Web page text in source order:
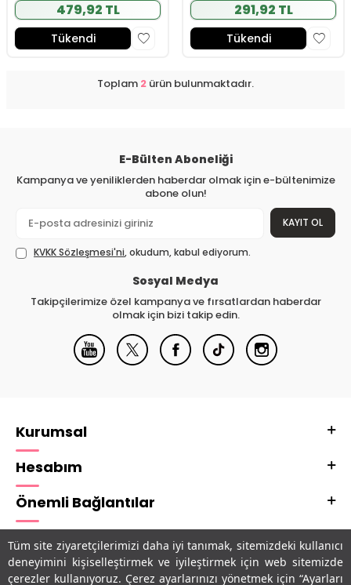
Tüm site ziyaretçilerimizi daha iyi tanımak, sitemizdeki kullanıcı
deneyimini kişiselleştirmek ve iyileştirmek için web sitemizde
çerezler kullanıyoruz. Çerez ayarlarınızı yönetmek için “Ayarları
479,92 TL
Tükendi
291,92 TL
Tükendi
Toplam 2 ürün bulunmaktadır.
E-Bülten Aboneliği
Kampanya ve yeniliklerden haberdar olmak için e-bültenimize
abone olun!
KAYIT OL
KVKK Sözleşmesi'ni, okudum, kabul ediyorum.
Sosyal Medya
Takipçilerimize özel kampanya ve fırsatlardan haberdar
olmak için bizi takip edin.
Kurumsal
Hesabım
Önemli Bağlantılar
Adres & İletişim
Uygulamalarımız